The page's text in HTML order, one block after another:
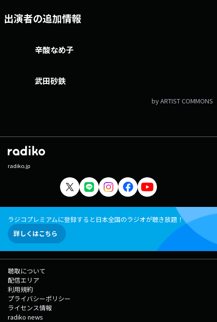
出演者の追加情報
辛酸なめ子
武田砂鉄
by ARTIST COMMONS
radiko.jp
ラジコプレミアムに登録すると日本全国のラジオが聴き放題！
詳しくはこちら
聴取について
配信エリア
利用規約
プライバシーポリシー
ライセンス情報
radiko news